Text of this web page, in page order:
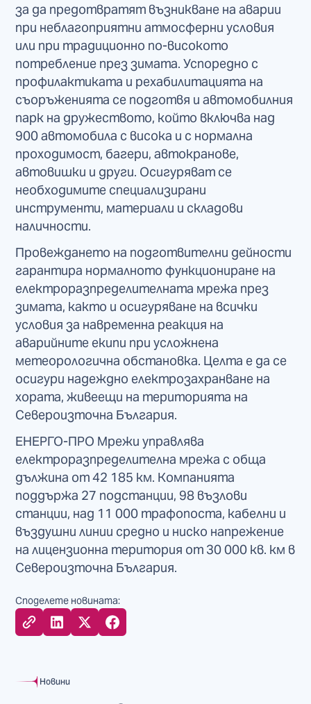
за да предотвратят възникване на аварии
при неблагоприятни атмосферни условия
или при традиционно по-високото
потребление през зимата. Успоредно с
профилактиката и рехабилитацията на
съоръженията се подготвя и автомобилния
парк на дружеството, който включва над
900 автомобила с висока и с нормална
проходимост, багери, автокранове,
автовишки и други. Осигуряват се
необходимите специализирани
инструменти, материали и складови
наличности.
Провеждането на подготвителни дейности
гарантира нормалното функциониране на
електроразпределителната мрежа през
зимата, както и осигуряване на всички
условия за навременна реакция на
аварийните екипи при усложнена
метеорологична обстановка. Целта е да се
осигури надеждно електрозахранване на
хората, живеещи на територията на
Североизточна България.
ЕНЕРГО-ПРО Мрежи управлява
електроразпределителна мрежа с обща
дължина от 42 185 км. Компанията
поддържа 27 подстанции, 98 възлови
станции, над 11 000 трафопоста, кабелни и
въздушни линии средно и ниско напрежение
на лицензионна територия от 30 000 кв. км в
Североизточна България.
Споделете новината:
Новини